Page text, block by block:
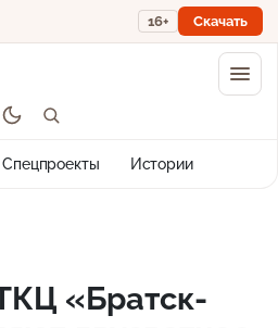
16+ Скачать
Спецпроекты Истории
«Братск-